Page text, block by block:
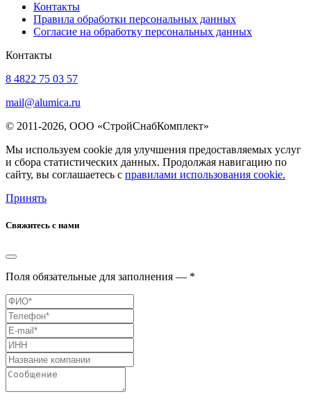
Контакты
Правила обработки персональных данных
Согласие на обработку персональных данных
Контакты
8 4822 75 03 57
mail@alumica.ru
© 2011-2026, ООО «СтройСнабКомплект»
Мы используем cookie для улучшения предоставляемых услуг
и сбора статистических данных. Продолжая навигацию по
сайту, вы соглашаетесь с правилами использования cookie.
Принять
Свяжитесь с нами
Поля обязательные для заполнения — *